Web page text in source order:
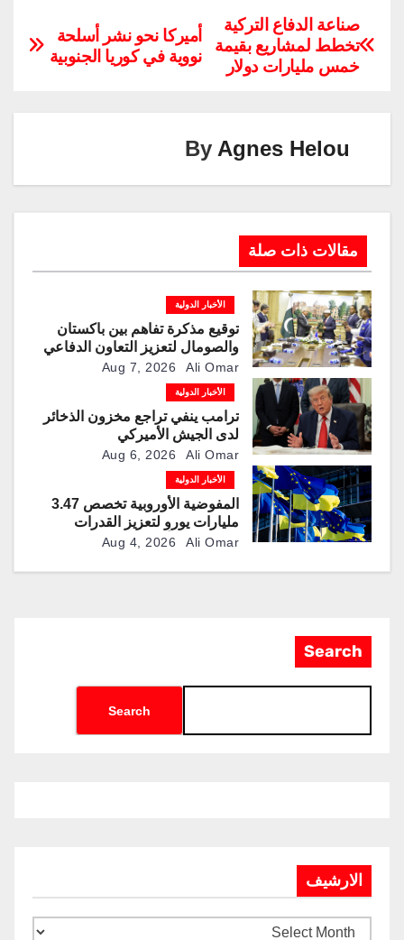
c
e
b
o
at
s
A
p
tt
er
er
e
st
ail
e
gr
k
e
p
y
أميركا نحو نشر أسلحة
نووية في كوريا الجنوبية
صناعة الدفاع التركية
تخطط لمشاريع بقيمة
خمس مليارات دولار
By Agnes Helou
مقالات ذات صلة
الأخبار الدولية
توقيع مذكرة تفاهم بين باكستان
والصومال لتعزيز التعاون الدفاعي
Aug 7, 2026 Ali Omar
الأخبار الدولية
ترامب ينفي تراجع مخزون الذخائر
لدى الجيش الأميركي
Aug 6, 2026 Ali Omar
الأخبار الدولية
المفوضية الأوروبية تخصص 3.47
مليارات يورو لتعزيز القدرات
العسكرية الأوكرانية
Aug 4, 2026 Ali Omar
Search
Search
الارشيف